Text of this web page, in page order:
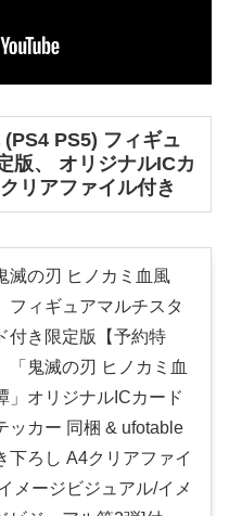
PS5) フィギュ
版、 オリジナルICカ
リアファイル付き
滅の刃 ヒノカミ血風
フィギュアマルチスタ
付き限定版【予約特
「鬼滅の刃 ヒノカミ血
」オリジナルICカード
ッカー 同梱 & ufotable
下ろし A4クリアファイ
メージビジュアル/イメ